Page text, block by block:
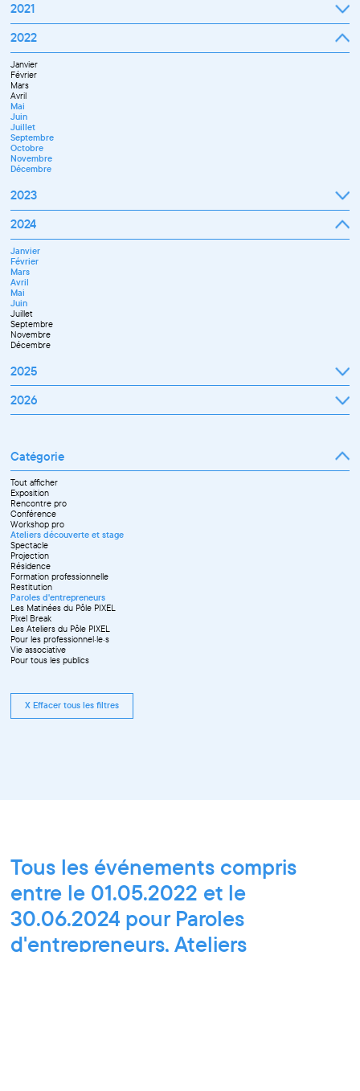
2021
Septembre
Novembre
Décembre
2022
Janvier
Février
Mars
Avril
Mai
Juin
Juillet
Septembre
Octobre
Novembre
Décembre
2023
Janvier
Mars
Avril
Mai
Juin
Septembre
Octobre
Novembre
Décembre
2024
Janvier
Février
Mars
Avril
Mai
Juin
Juillet
Septembre
Novembre
Décembre
2025
Janvier
Février
Mars
Juin
Juillet
Septembre
Octobre
Novembre
Décembre
2026
Avril
Mai
Juin
Septembre
Octobre
Novembre
Catégorie
Tout afficher
Exposition
Rencontre pro
Conférence
Workshop pro
Ateliers découverte et stage
Spectacle
Projection
Résidence
Formation professionnelle
Restitution
Paroles d'entrepreneurs
Les Matinées du Pôle PIXEL
Pixel Break
Les Ateliers du Pôle PIXEL
Pour les professionnel·le·s
Vie associative
Pour tous les publics
X Effacer tous les filtres
Tous les événements compris
entre le 01.05.2022 et le
30.06.2024 pour Paroles
d'entrepreneurs, Ateliers